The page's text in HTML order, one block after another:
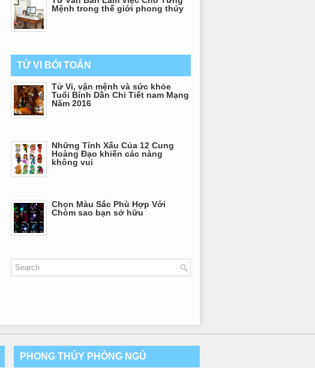
Mệnh trong thế giới phong thủy
TỬ VI BÓI TOÁN
Tử Vi, vận mệnh và sức khỏe
Tuổi Bính Dần Chi Tiết nam Mạng
Năm 2016
Những Tính Xấu Của 12 Cung
Hoàng Đạo khiến các nàng
không vui
Chọn Màu Sắc Phù Hợp Với
Chòm sao bạn sở hữu
PHONG THỦY PHÒNG NGỦ